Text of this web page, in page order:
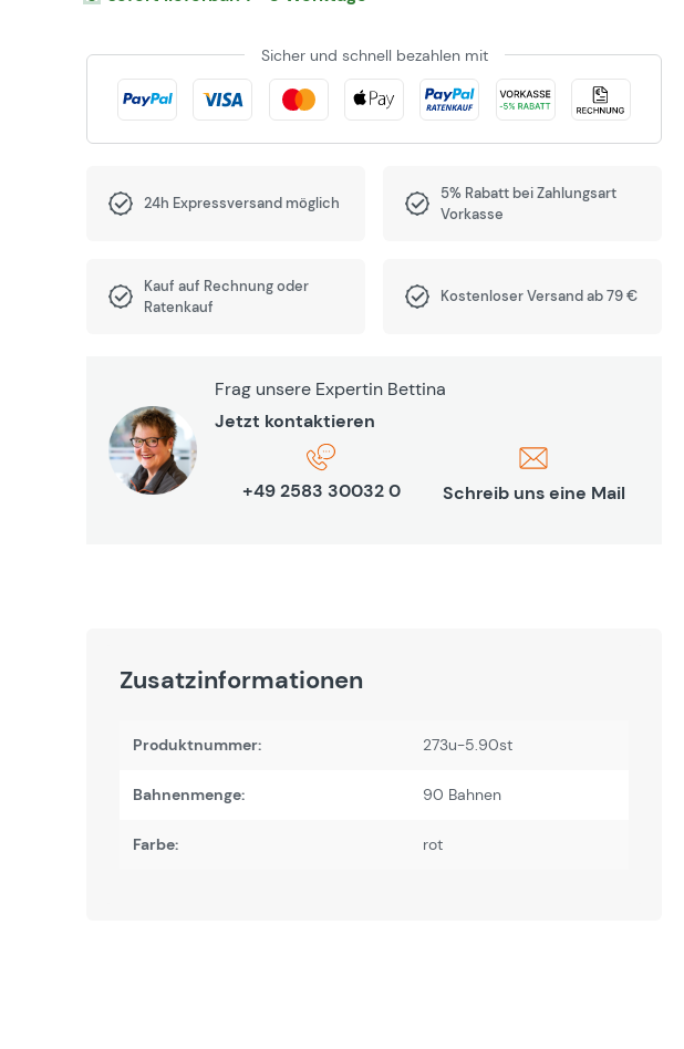
Sicher und schnell bezahlen mit
24h Expressversand möglich
5% Rabatt bei Zahlungsart
Vorkasse
Kauf auf Rechnung oder
Ratenkauf
Kostenloser Versand ab 79 €
Frag unsere Expertin Bettina
Jetzt kontaktieren
+49 2583 30032 0 Schreib uns eine Mail
Zusatzinformationen
Produktnummer: 273u-5.90st
Bahnenmenge: 90 Bahnen
Farbe: rot